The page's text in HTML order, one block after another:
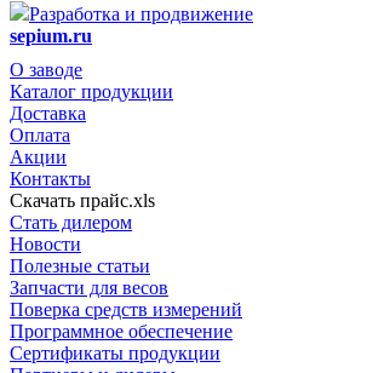
Разработка и продвижение
sepium.ru
О заводе
Каталог продукции
Доставка
Оплата
Акции
Контакты
Скачать прайс.xls
Стать дилером
Новости
Полезные статьи
Запчасти для весов
Поверка средств измерений
Программное обеспечение
Сертификаты продукции